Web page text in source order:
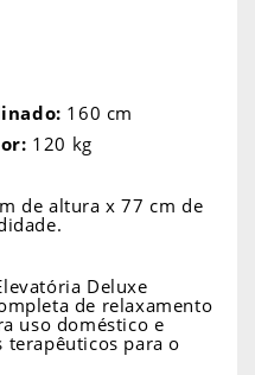
160 cm
120 kg
de altura x 77 cm de
Deluxe
de relaxamento
uso doméstico e
para o